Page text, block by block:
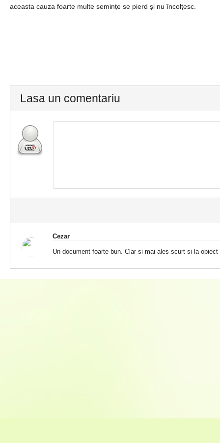
aceasta cauza foarte multe semințe se pierd și nu încolțesc.
Lasa un comentariu
Cezar
Un document foarte bun. Clar si mai ales scurt si la obiect